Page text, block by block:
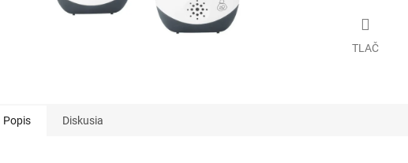
TLAČ
Popis Diskusia